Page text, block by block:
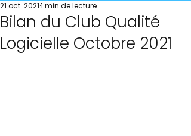
Bilan du Club Qualité
Logicielle Octobre 2021
21 oct. 20211 min de lecture